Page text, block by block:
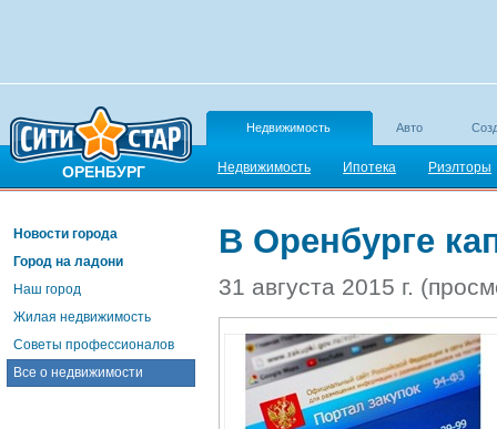
ОРЕНБУРГ
Недвижимость Авто
Недвижимость Ипотека Риэлторы
Новости города
Город на ладони
Наш город
Жилая недвижимость
Советы профессионалов
Все о недвижимости
В Оренбурге
31 августа 2015 г.